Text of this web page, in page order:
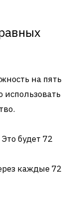
на пять
будет 72
каждые 72